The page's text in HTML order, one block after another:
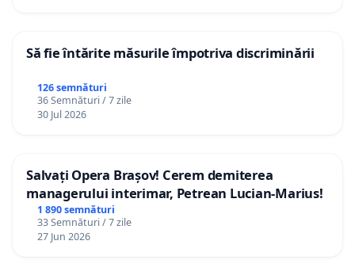
Să fie întărite măsurile împotriva discriminării
126 semnături
36 Semnături / 7 zile
30 Jul 2026
Salvați Opera Brașov! Cerem demiterea
managerului interimar, Petrean Lucian-Marius!
1 890 semnături
33 Semnături / 7 zile
27 Jun 2026